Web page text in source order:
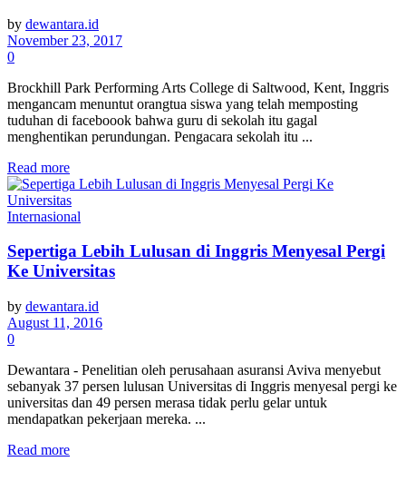
by dewantara.id
November 23, 2017
0
Brockhill Park Performing Arts College di Saltwood, Kent, Inggris
mengancam menuntut orangtua siswa yang telah memposting
tuduhan di faceboook bahwa guru di sekolah itu gagal
menghentikan perundungan. Pengacara sekolah itu ...
Read more
Internasional
Sepertiga Lebih Lulusan di Inggris Menyesal Pergi
Ke Universitas
by dewantara.id
August 11, 2016
0
Dewantara - Penelitian oleh perusahaan asuransi Aviva menyebut
sebanyak 37 persen lulusan Universitas di Inggris menyesal pergi ke
universitas dan 49 persen merasa tidak perlu gelar untuk
mendapatkan pekerjaan mereka. ...
Read more